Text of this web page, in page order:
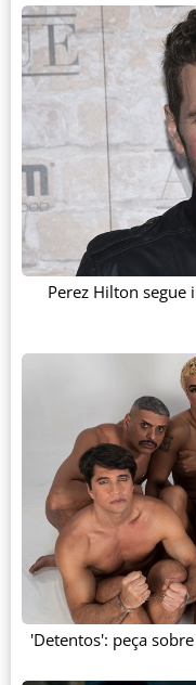
Perez Hilton segue
'Detentos': peça